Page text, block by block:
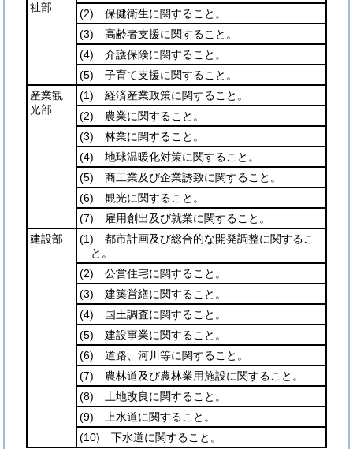
祉部
(2) 保健衛生に関すること。
(3) 高齢者支援に関すること。
(4) 介護保険に関すること。
(5) 子育て支援に関すること。
産業観
光部
(1) 経済産業政策に関すること。
(2) 農業に関すること。
(3) 林業に関すること。
(4) 地球温暖化対策に関すること。
(5) 商工業及び企業誘致に関すること。
(6) 観光に関すること。
(7) 雇用創出及び就業に関すること。
建設部
(1) 都市計画及び総合的な開発調整に関するこ
と。
(2) 公営住宅に関すること。
(3) 建築営繕に関すること。
(4) 国土調査に関すること。
(5) 建設事業に関すること。
(6) 道路、河川等に関すること。
(7) 農林道及び農林業用施設に関すること。
(8) 土地改良に関すること。
(9) 上水道に関すること。
(10) 下水道に関すること。